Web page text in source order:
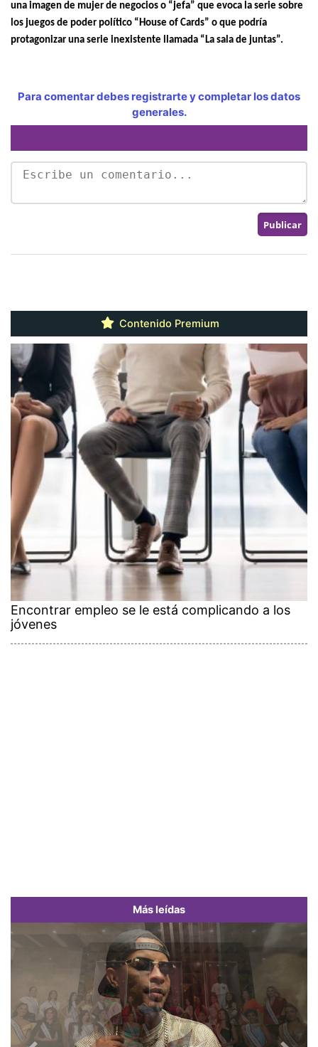
una imagen de mujer de negocios o “jefa” que evoca la serie sobre
los juegos de poder político “House of Cards” o que podría
protagonizar una serie inexistente llamada “La sala de juntas”.
Para comentar debes registrarte y completar los datos
generales.
Contenido Premium
Encontrar empleo se le está complicando a los
jóvenes
Más leídas